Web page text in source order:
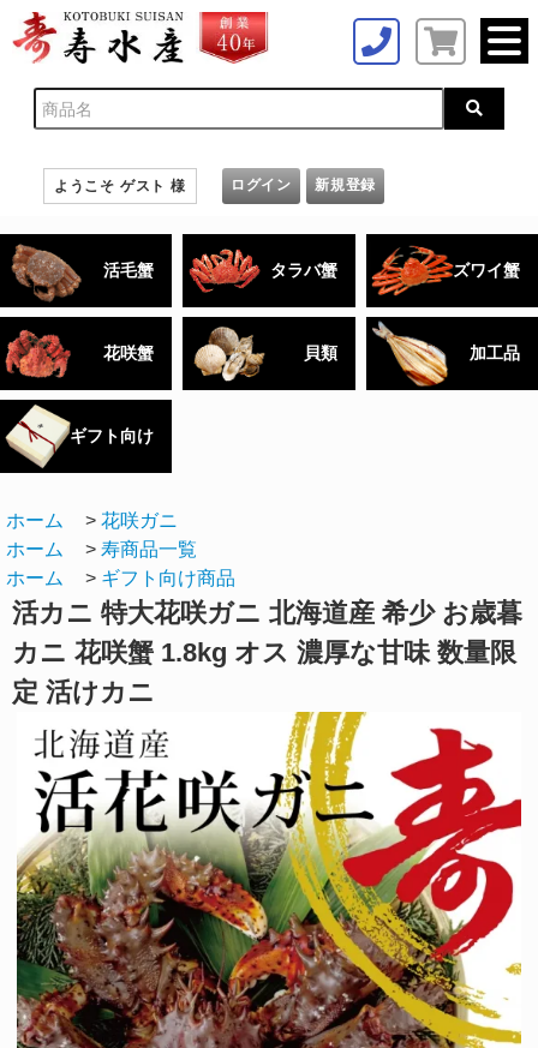
ようこそ ゲスト 様 ログイン 新規登録
活毛蟹 タラバ蟹 ズワイ蟹
花咲蟹 貝類 加工品
ギフト向け
ホーム > 花咲ガニ
ホーム
> 寿商品一覧
ホーム
> ギフト向け商品
活カニ 特大花咲ガニ 北海道産 希少 お歳暮
カニ 花咲蟹 1.8kg オス 濃厚な甘味 数量限
定 活けカニ